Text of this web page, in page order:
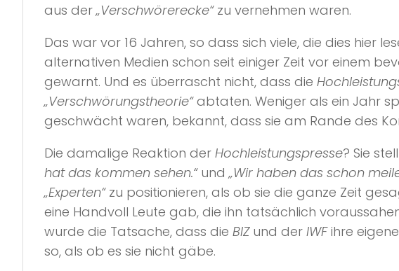
aus der„Verschwörerecke“zu vernehmen waren.
Das war vor 16 Jahren, so dass sich viele, die dies hier
alternativen Medien schon seit einiger Zeit vor einem
gewarnt. Und es überrascht nicht, dass die
„Verschwörungstheorie“abtaten. Weniger als ein Jahr
geschwächt waren, bekannt, dass sie am Rande des
Die damalige Reaktion der Hochleistungspresse? Sie
hat das kommen sehen.“und„Wir haben das schon
„Experten“zu positionieren, als ob sie die ganze Zeit
eine Handvoll Leute gab, die ihn tatsächlich
wurde die Tatsache, dass die BIZund der IWFihre
so, als ob es sie nicht gäbe.